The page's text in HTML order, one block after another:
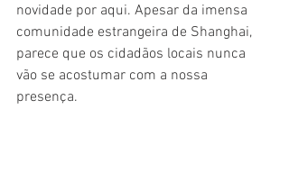
novidade por aqui. Apesar da imensa
comunidade estrangeira de Shanghai,
parece que os cidadãos locais nunca
vão se acostumar com a nossa
presença.